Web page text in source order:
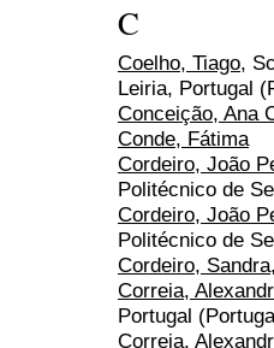
C
Coelho, Tiago,
Leiria, Portugal
Conceição, Ana
Conde, Fátima
Cordeiro, João
Politécnico de
Cordeiro, João
Politécnico de
Cordeiro, Sandra
Correia,
Portugal
Correia,